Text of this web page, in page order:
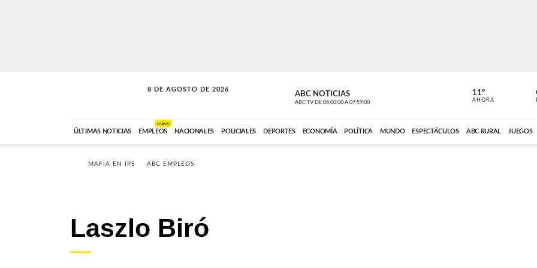
8 DE AGOSTO DE 2026
SOLO MÚSICA ABC NOTICIAS
ABC TV DE 06:00:00 A 07:59:00 ABC CARDINAL
11º
AHORA
ÚLTIMAS NOTICIAS EMPLEOS
NUEVO
NACIONALES POLICIALES DEPORTES ECONOMÍA POLÍTICA MUNDO ESPECTÁCULOS ABC RURAL JUEGOS
MAFIA EN IPS ABC EMPLEOS
Laszlo Biró